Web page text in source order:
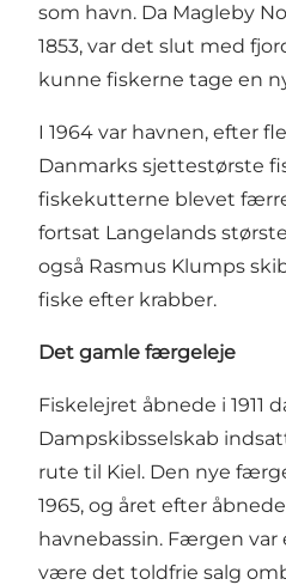
som havn. Da Magleby
1853, var det slut med
kunne fiskerne tage en
I 1964 var havnen, efter
Danmarks sjettestørste
fiskekutterne blevet
fortsat Langelands
også Rasmus Klumps
fiske efter krabber.
Det gamle færgeleje
Fiskelejret åbnede i 1911
Dampskibsselskab
rute til Kiel. Den nye
1965, og året efter
havnebassin. Færgen
være det toldfrie salg